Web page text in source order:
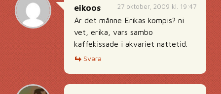
27 oktober, 2009 kl. 19:47
eikoos
Är det månne Erikas kompis? ni
vet, erika, vars sambo
kaffekissade i akvariet nattetid.
Svara